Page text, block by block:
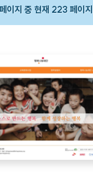
이지 중 현재 223 페이지